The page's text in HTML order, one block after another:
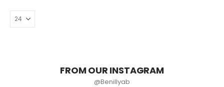
FROM OUR INSTAGRAM
@Benillyab